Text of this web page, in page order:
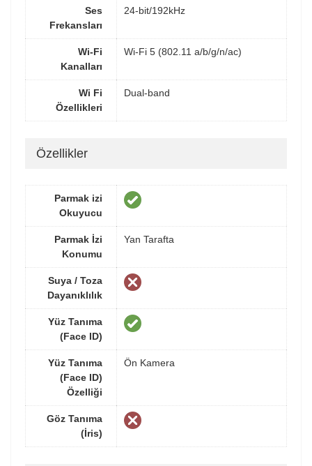
Ses
Frekansları
24-bit/192kHz
Wi-Fi
Kanalları
Wi-Fi 5 (802.11 a/b/g/n/ac)
Wi Fi
Özellikleri
Dual-band
Özellikler
Parmak izi
Okuyucu
Parmak İzi
Konumu
Yan Tarafta
Suya / Toza
Dayanıklılık
Yüz Tanıma
(Face ID)
Yüz Tanıma
(Face ID)
Özelliği
Ön Kamera
Göz Tanıma
(İris)